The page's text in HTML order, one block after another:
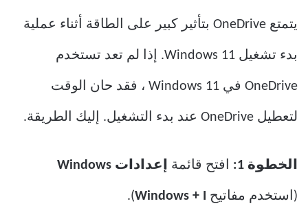
يتمتع OneDrive بتأثير كبير على الطاقة أثناء عملية
بدء تشغيل Windows 11. إذا لم تعد تستخدم
OneDrive في Windows 11 ، فقد حان الوقت
لتعطيل OneDrive عند بدء التشغيل. إليك الطريقة.
الخطوة 1: افتح قائمة إعدادات Windows
(استخدم مفاتيح Windows + I
).